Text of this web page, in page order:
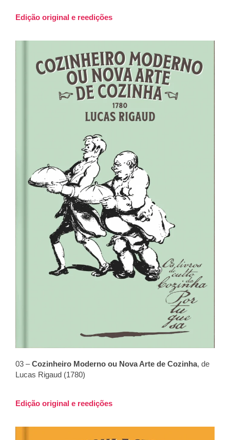
Edição original e reedições
03 –Cozinheiro Moderno ou Nova Arte de Cozinha, de
Lucas Rigaud (1780)
Edição original e reedições